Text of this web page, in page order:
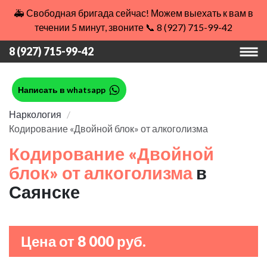
🚑 Свободная бригада сейчас! Можем выехать к вам в
течении 5 минут, звоните 📞 8 (927) 715-99-42
8 (927) 715-99-42
Написать в whatsapp
Наркология
Кодирование «Двойной блок» от алкоголизма
Кодирование «Двойной
блок» от алкоголизма в
Саянске
Цена от 8 000 руб.